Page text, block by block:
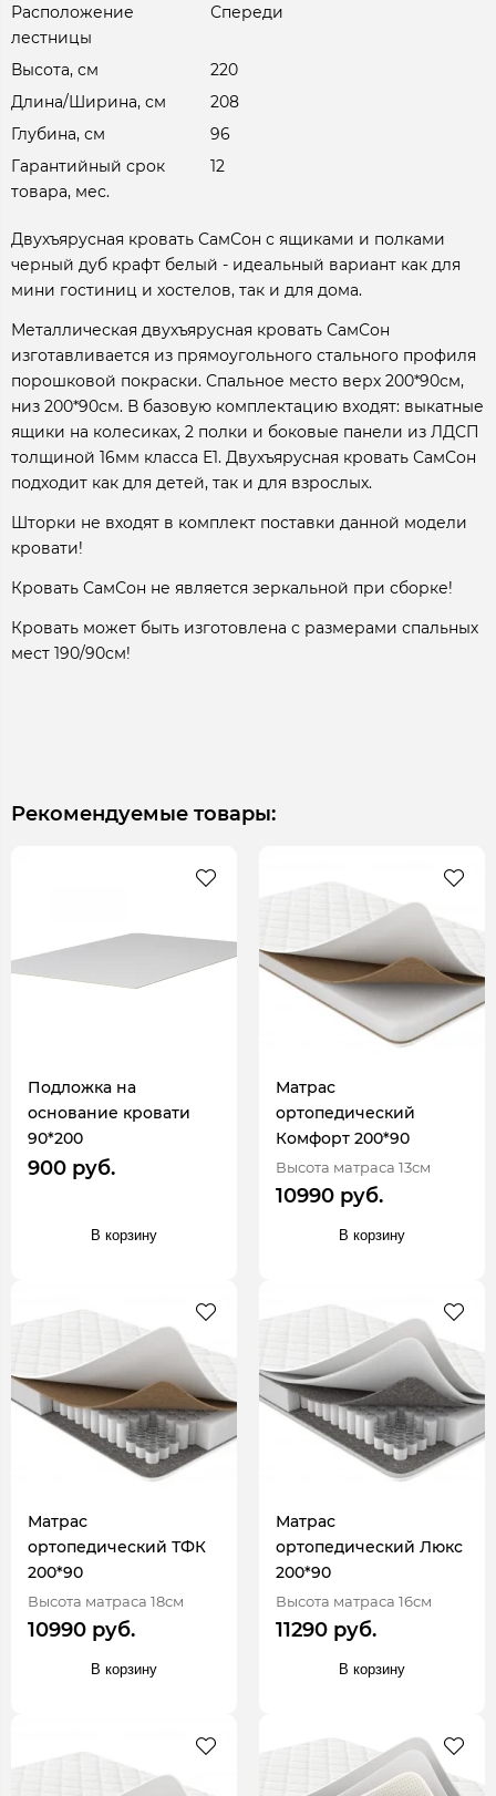
Расположение
лестницы
Спереди
Высота, см
220
Длина/Ширина, см
208
Глубина, см
96
Гарантийный срок
товара, мес.
12
Двухъярусная кровать СамСон с ящиками и полками
черный дуб крафт белый - идеальный вариант как для
мини гостиниц и хостелов, так и для дома.
Металлическая двухъярусная кровать СамСон
изготавливается из прямоугольного стального профиля
порошковой покраски. Спальное место верх 200*90см,
низ 200*90см. В базовую комплектацию входят: выкатные
ящики на колесиках, 2 полки и боковые панели из ЛДСП
толщиной 16мм класса Е1. Двухъярусная кровать СамСон
подходит как для детей, так и для взрослых.
Шторки не входят в комплект поставки данной модели
кровати!
Кровать СамСон не является зеркальной при сборке!
Кровать может быть изготовлена с размерами спальных
мест 190/90см!
Рекомендуемые товары:
Подложка на
основание кровати
90*200
900 руб.
В корзину
Матрас
ортопедический
Комфорт 200*90
Высота матраса 13см
10990 руб.
В корзину
Матрас
ортопедический ТФК
200*90
Высота матраса 18см
10990 руб.
В корзину
Матрас
ортопедический Люкс
200*90
Высота матраса 16см
11290 руб.
В корзину